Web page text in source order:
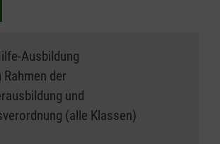
Ausbildung
der
und
(alle Klassen)